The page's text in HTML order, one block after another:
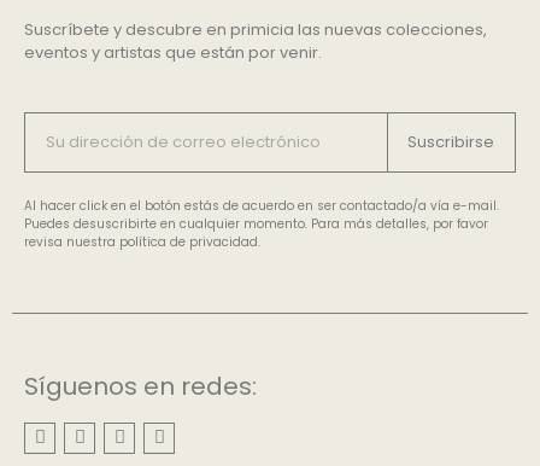
Suscríbete y descubre en primicia las nuevas colecciones,
eventos y artistas que están por venir.
Suscribirse
Al hacer click en el botón estás de acuerdo en ser contactado/a vía e-mail.
Puedes desuscribirte en cualquier momento. Para más detalles, por favor
revisa nuestra política de privacidad.
Síguenos en redes: